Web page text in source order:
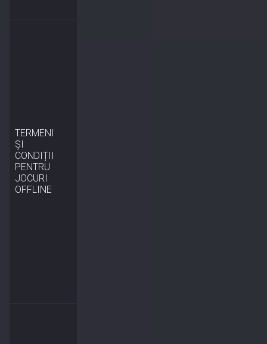
TERMENI
ȘI
CONDIȚII
PENTRU
JOCURI
OFFLINE